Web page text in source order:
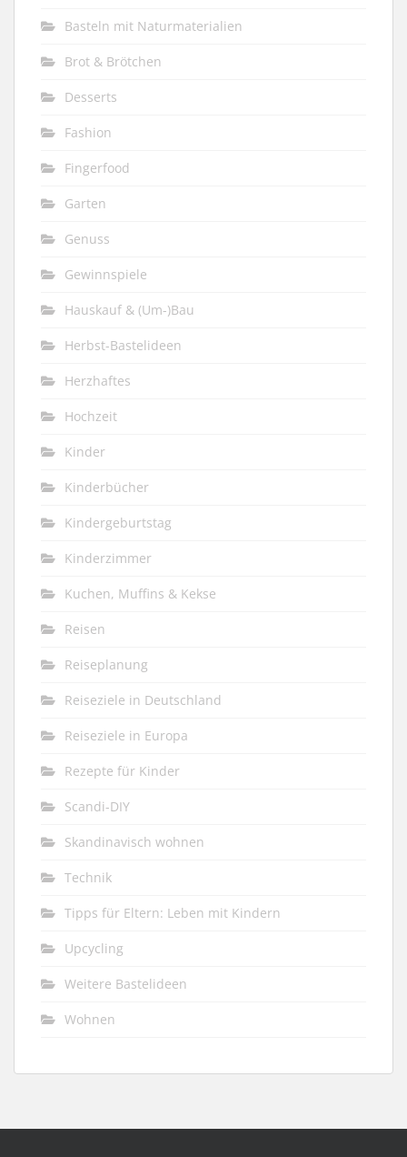
Basteln mit Naturmaterialien
Brot & Brötchen
Desserts
Fashion
Fingerfood
Garten
Genuss
Gewinnspiele
Hauskauf & (Um-)Bau
Herbst-Bastelideen
Herzhaftes
Hochzeit
Kinder
Kinderbücher
Kindergeburtstag
Kinderzimmer
Kuchen, Muffins & Kekse
Reisen
Reiseplanung
Reiseziele in Deutschland
Reiseziele in Europa
Rezepte für Kinder
Scandi-DIY
Skandinavisch wohnen
Technik
Tipps für Eltern: Leben mit Kindern
Upcycling
Weitere Bastelideen
Wohnen